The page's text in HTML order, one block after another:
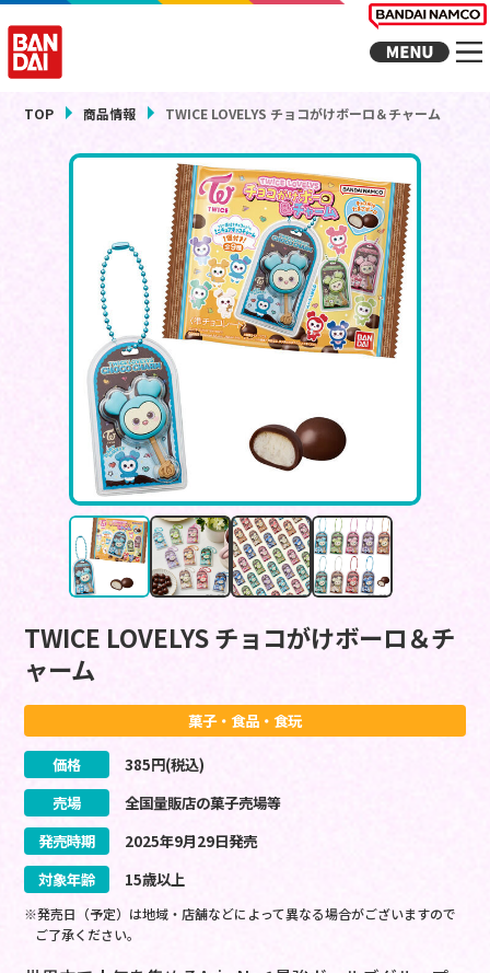
TOP 商品情報 TWICE LOVELYS チョコがけボーロ＆チャーム
TWICE LOVELYS チョコがけボーロ＆チ
ャーム
菓子・食品・食玩
価格 385円(税込)
売場
全国量販店の菓子売場等
発売時期
2025年9月29日発売
対象年齢
15歳以上
※発売日（予定）は地域・店舗などによって異なる場合がございますので
ご了承ください。